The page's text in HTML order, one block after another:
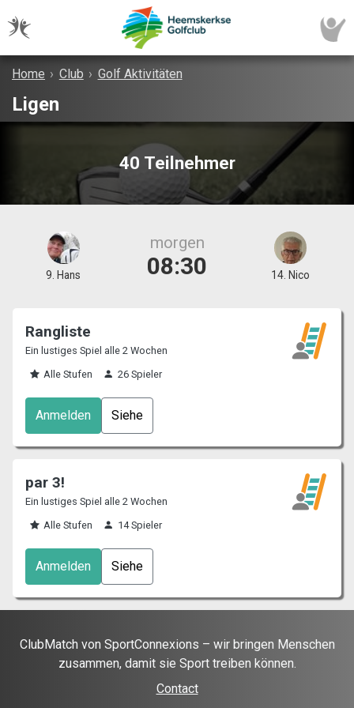
Home › Club › Golf Aktivitäten
Ligen
40 Teilnehmer
9. Hans
morgen
08:30 14. Nico
Rangliste
Ein lustiges Spiel alle 2 Wochen
Alle Stufen
26 Spieler
Anmelden Siehe
par 3!
Ein lustiges Spiel alle 2 Wochen
Alle Stufen
14 Spieler
Anmelden Siehe
ClubMatch von SportConnexions – wir bringen Menschen
zusammen, damit sie Sport treiben können.
Contact